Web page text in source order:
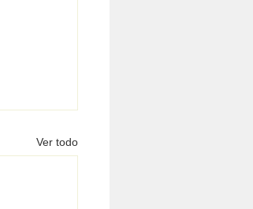
Ver todo